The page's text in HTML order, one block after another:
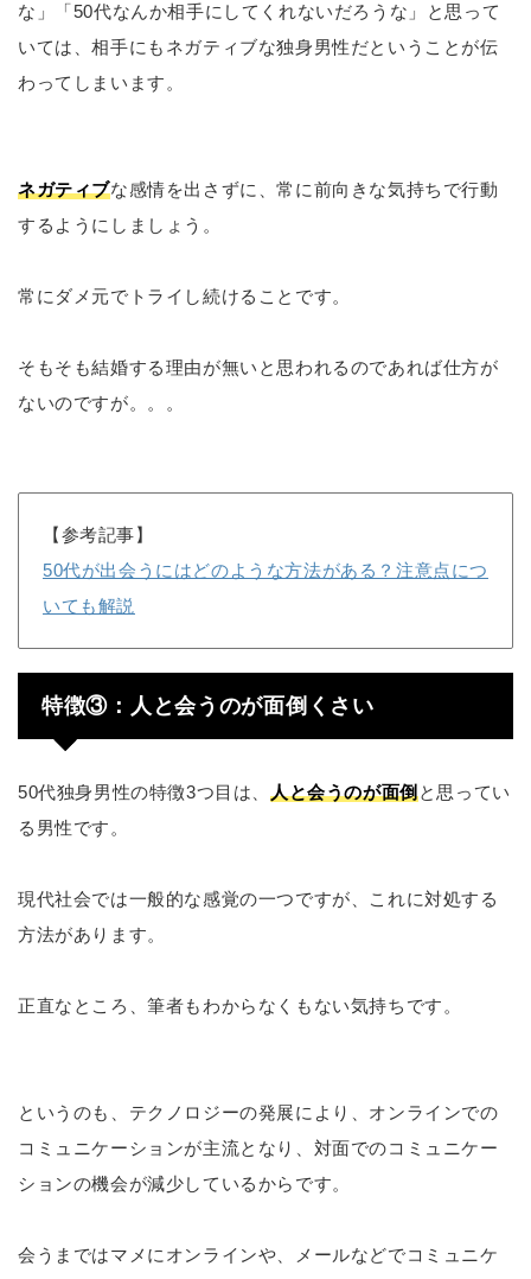
な」「50代なんか相手にしてくれないだろうな」と思って
いては、相手にもネガティブな独身男性だということが伝
わってしまいます。
ネガティブな感情を出さずに、常に前向きな気持ちで行動
するようにしましょう。
常にダメ元でトライし続けることです。
そもそも結婚する理由が無いと思われるのであれば仕方が
ないのですが。。。
【参考記事】
50代が出会うにはどのような方法がある？注意点につ
いても解説
特徴③：人と会うのが面倒くさい
50代独身男性の特徴3つ目は、人と会うのが面倒と思ってい
る男性です。
現代社会では一般的な感覚の一つですが、これに対処する
方法があります。
正直なところ、筆者もわからなくもない気持ちです。
というのも、テクノロジーの発展により、オンラインでの
コミュニケーションが主流となり、対面でのコミュニケー
ションの機会が減少しているからです。
会うまではマメにオンラインや、メールなどでコミュニケ